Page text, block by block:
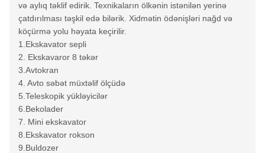
və aylıq təklif edirik. Texnikaların ölkənin istənilən yerinə
çatdırılması təşkil edə bilərik. Xidmətin ödənişləri nağd və
köçürmə yolu həyata keçirilir.
1.Ekskavator sepli
2. Ekskavaror 8 təkər
3.Avtokran
4. Avto səbət müxtəlif ölçüdə
5.Teleskopik yükləyicilər
6.Bekolader
7. Mini ekskavator
8.Ekskavator rokson
9.Buldozer